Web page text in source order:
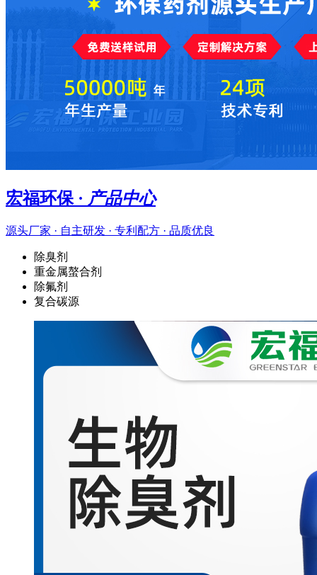
宏福环保 · 产品中心
源头厂家 · 自主研发 · 专利配方 · 品质优良
除臭剂
重金属螯合剂
除氟剂
复合碳源